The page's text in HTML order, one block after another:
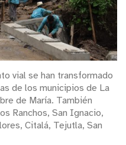
vial se han transformado
de los municipios de La
de María. También
Ranchos, San Ignacio,
Citalá, Tejutla, San